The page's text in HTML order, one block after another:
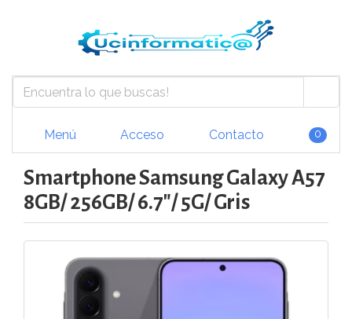
Menú Acceso Contacto 0
Smartphone Samsung Galaxy A57
8GB/ 256GB/ 6.7"/ 5G/ Gris